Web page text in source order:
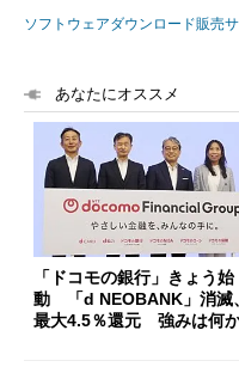
ソフトウェアダウンロード販売
あなたにオススメ
「ドコモの銀行」きょう始
動 「d NEOBANK」消滅、
最大4.5％還元 強みは何